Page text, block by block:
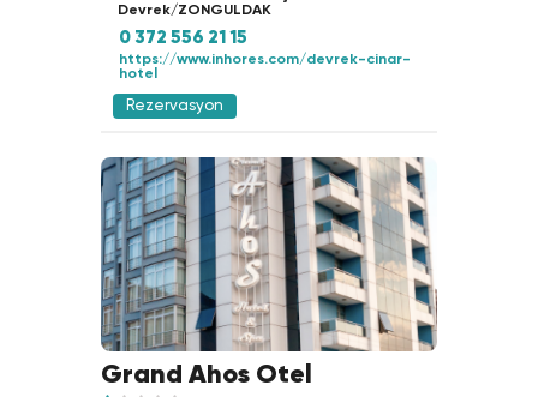
Devrek/ZONGULDAK
0 372 556 21 15
https://www.inhores.com/devrek-cinar-
hotel
Rezervasyon
Grand Ahos Otel